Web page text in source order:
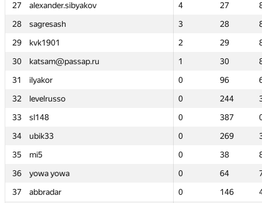
27
alexander.sibyakov 4 27
28
sagresash 3 28
29
kvk1901 2 29
30
katsam@passap.ru 1 30
31
ilyakor 0 96
32
levelrusso 0 244
33
sl148 0 387
34
ubik33 0 269
35
mi5 0 38
36
yowa yowa 0 64
37
abbradar 0 146
27
alexander.sibyakov 4 27
28
sagresash 3 28
29
kvk1901 2 29
30
katsam@passap.ru 1 30
31
ilyakor 0 96
32
levelrusso 0 244
33
sl148 0 387
34
ubik33 0 269
35
mi5 0 38
36
yowa yowa 0 64
37
abbradar 0 146